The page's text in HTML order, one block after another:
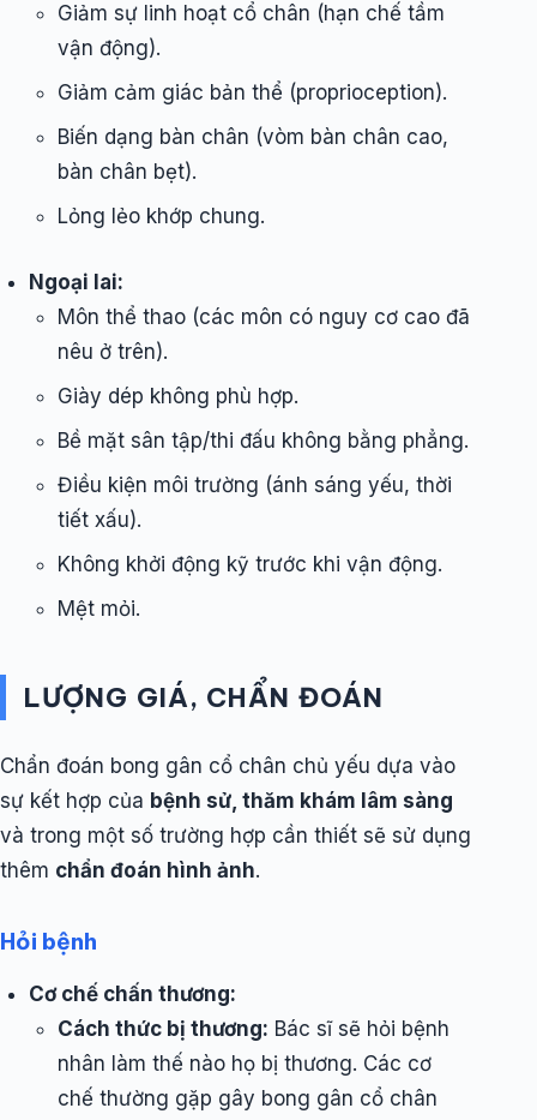
Giảm sự linh hoạt cổ chân (hạn chế tầm
vận động).
Giảm cảm giác bản thể (proprioception).
Biến dạng bàn chân (vòm bàn chân cao,
bàn chân bẹt).
Lỏng lẻo khớp chung.
Ngoại lai:
Môn thể thao (các môn có nguy cơ cao đã
nêu ở trên).
Giày dép không phù hợp.
Bề mặt sân tập/thi đấu không bằng phẳng.
Điều kiện môi trường (ánh sáng yếu, thời
tiết xấu).
Không khởi động kỹ trước khi vận động.
Mệt mỏi.
LƯỢNG GIÁ, CHẨN ĐOÁN
Chẩn đoán bong gân cổ chân chủ yếu dựa vào
sự kết hợp của bệnh sử, thăm khám lâm sàng
và trong một số trường hợp cần thiết sẽ sử dụng
thêm chẩn đoán hình ảnh.
Hỏi bệnh
Cơ chế chấn thương:
Cách thức bị thương: Bác sĩ sẽ hỏi bệnh
nhân làm thế nào họ bị thương. Các cơ
chế thường gặp gây bong gân cổ chân